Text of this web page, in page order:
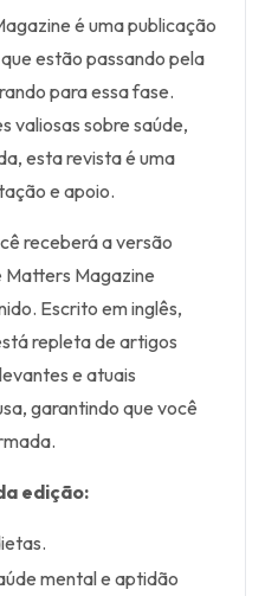
é uma publicação
estão passando pela
para essa fase.
valiosas sobre saúde,
esta revista é uma
e apoio.
receberá a versão
Matters Magazine
Escrito em inglês,
repleta de artigos
e atuais
garantindo que você
edição:
mental e aptidão